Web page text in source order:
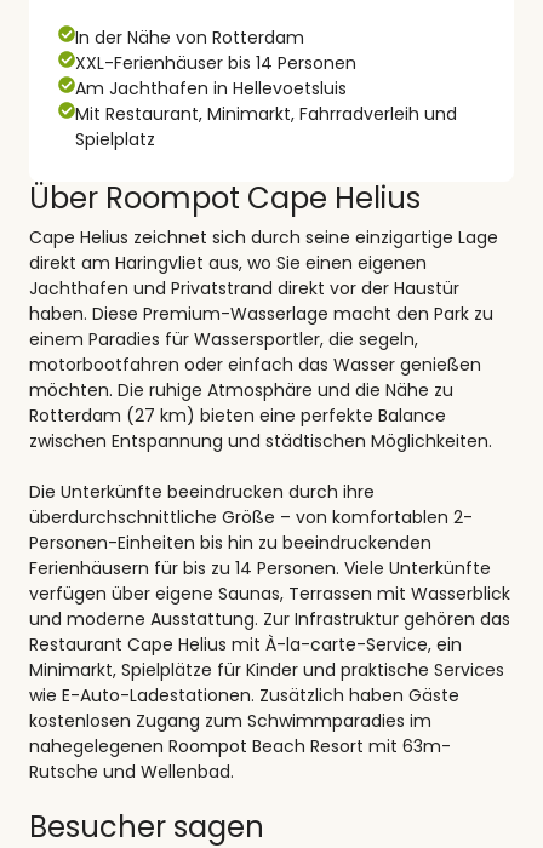
In der Nähe von Rotterdam
XXL-Ferienhäuser bis 14 Personen
Am Jachthafen in Hellevoetsluis
Mit Restaurant, Minimarkt, Fahrradverleih und
Spielplatz
Über Roompot Cape Helius
Cape Helius zeichnet sich durch seine einzigartige Lage
direkt am Haringvliet aus, wo Sie einen eigenen
Jachthafen und Privatstrand direkt vor der Haustür
haben. Diese Premium-Wasserlage macht den Park zu
einem Paradies für Wassersportler, die segeln,
motorbootfahren oder einfach das Wasser genießen
möchten. Die ruhige Atmosphäre und die Nähe zu
Rotterdam (27 km) bieten eine perfekte Balance
zwischen Entspannung und städtischen Möglichkeiten.
Die Unterkünfte beeindrucken durch ihre
überdurchschnittliche Größe – von komfortablen 2-
Personen-Einheiten bis hin zu beeindruckenden
Ferienhäusern für bis zu 14 Personen. Viele Unterkünfte
verfügen über eigene Saunas, Terrassen mit Wasserblick
und moderne Ausstattung. Zur Infrastruktur gehören das
Restaurant Cape Helius mit À-la-carte-Service, ein
Minimarkt, Spielplätze für Kinder und praktische Services
wie E-Auto-Ladestationen. Zusätzlich haben Gäste
kostenlosen Zugang zum Schwimmparadies im
nahegelegenen Roompot Beach Resort mit 63m-
Rutsche und Wellenbad.
Besucher sagen